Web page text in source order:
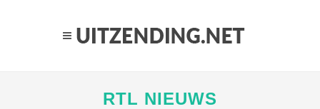
RTL NIEUWS